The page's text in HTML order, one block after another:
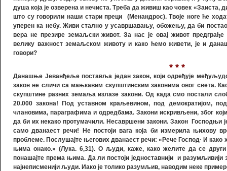
душа која је озверена и нечиста. Треба да живиш као човек «Заиста,
што су говорили наши стари преци (Менандрос). Твоје ноге ће
уперен ка небу. Живи стално у усавршавању, обожењу, да би
вера не презире земаљски живот. За нас је овај живот предграђе
велику важност земаљском животу и како ћемо живети, је и
говори?
* * *
Данашње Јеванђеље поставља један закон, који одређује
закон не сличи са мањкавим скупштинским законима овог света.
скупштине разних земаља излазе закони. Од када смо постали
20.000 закона! Под уставном краљевином, под демократијом,
члановима, параграфима и одредбама. Закони искривљени, због
да би их некако протумачили. Несавршени закони. Закон Господњи
само дванаест речи! Не постоји вага која би измерила њихову
проблеме. Послушајте његових дванаест речи: «Рече Господ· И
њима онако.» (Лука. 6,31). О људи, каже, како желите да се
понашајте према њима. Да ли постоји једноставнији и разумљивији
најнеписменији људи. Иако је толико разумљив, наводим неке